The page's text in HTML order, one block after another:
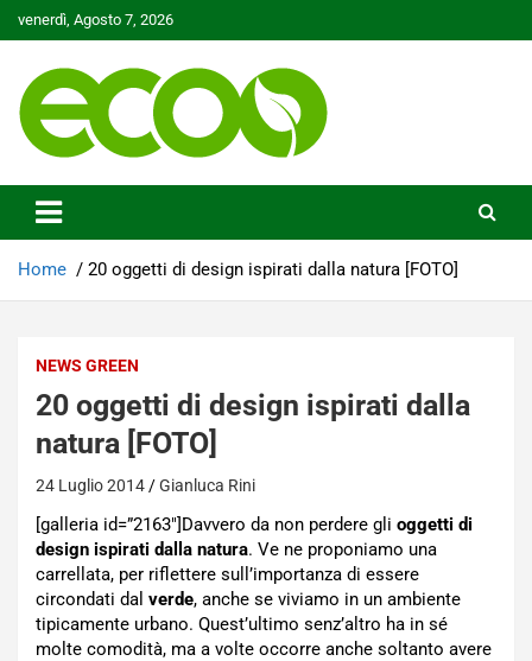
to
venerdì, Agosto 7, 2026
Ecoo.it
Home 20 oggetti di design ispirati dalla natura [FOTO]
NEWS GREEN
20 oggetti di design ispirati dalla
natura [FOTO]
24 Luglio 2014 Gianluca Rini
[galleria id=”2163″]Davvero da non perdere gli oggetti di
design ispirati dalla natura. Ve ne proponiamo una
carrellata, per riflettere sull’importanza di essere
circondati dal verde, anche se viviamo in un ambiente
tipicamente urbano. Quest’ultimo senz’altro ha in sé
molte comodità, ma a volte occorre anche soltanto avere